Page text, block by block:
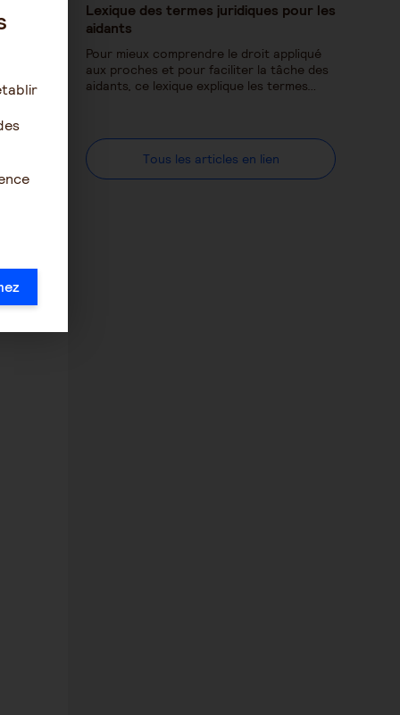
Lexique des termes juridiques pour les
aidants
Pour mieux comprendre le droit appliqué
aux proches et pour faciliter la tâche des
aidants, ce lexique explique les termes…
Tous les articles en lien